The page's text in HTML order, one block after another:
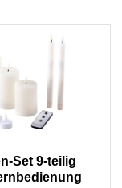
Set 9-teilig